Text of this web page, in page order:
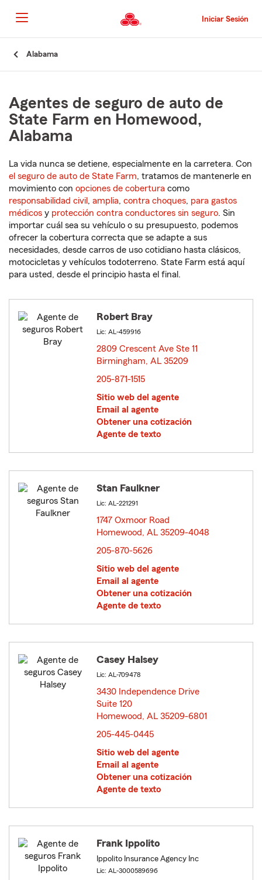
al
contenido
principal
Iniciar Sesión
Alabama
Agentes de seguro de auto de
State Farm en Homewood,
Alabama
La vida nunca se detiene, especialmente en la carretera. Con
el seguro de auto de State Farm, tratamos de mantenerle en
movimiento con opciones de cobertura como
responsabilidad civil , amplia, contra choques, para gastos
médicos y protección contra conductores sin seguro. Sin
importar cuál sea su vehículo o su presupuesto, podemos
ofrecer la cobertura correcta que se adapte a sus
necesidades, desde carros de uso cotidiano hasta clásicos,
motocicletas y vehículos todoterreno. State Farm está aquí
para usted, desde el principio hasta el final.
Robert Bray
Lic: AL-459916
2809 Crescent Ave Ste 11
Birmingham, AL 35209
205-871-1515
Sitio web del agente
Email al agente
Obtener una cotización
Agente de texto
Stan Faulkner
Lic: AL-221291
1747 Oxmoor Road
Homewood, AL 35209-4048
205-870-5626
Sitio web del agente
Email al agente
Obtener una cotización
Agente de texto
Casey Halsey
Lic: AL-709478
3430 Independence Drive
Suite 120
Homewood, AL 35209-6801
205-445-0445
Sitio web del agente
Email al agente
Obtener una cotización
Agente de texto
Frank Ippolito
Ippolito Insurance Agency Inc
Lic: AL-3000589696